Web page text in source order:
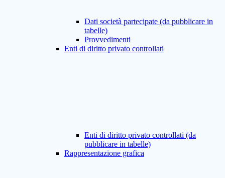
Dati società partecipate (da pubblicare in
tabelle)
Provvedimenti
Enti di diritto privato controllati
Enti di diritto privato controllati (da
pubblicare in tabelle)
Rappresentazione grafica